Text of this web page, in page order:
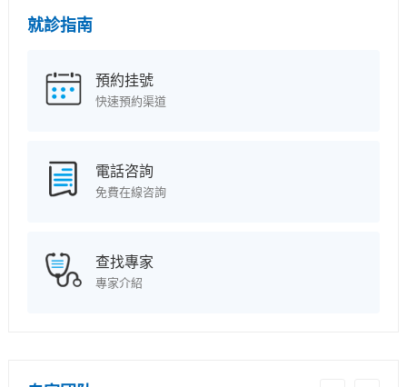
就診指南
預約挂號
快速預約渠道
電話咨詢
免費在線咨詢
查找專家
專家介紹